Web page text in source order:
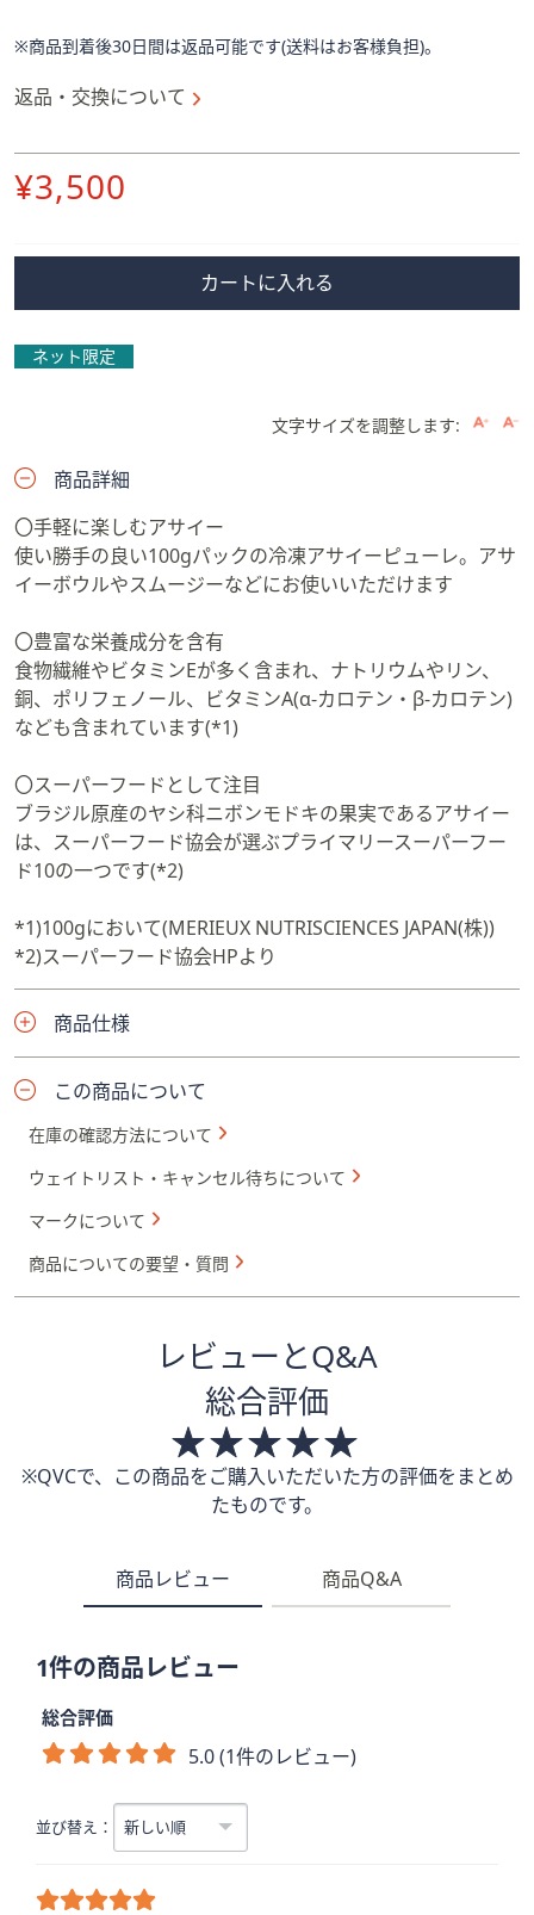
き
す。
※商品到着後30日間は返品可能です(送料はお客様負担)。
返品・交換について
削
¥3,500
カートに入れる
ネット限定
文字サイズを調整します:
商品詳細
〇手軽に楽しむアサイー
使い勝手の良い100gパックの冷凍アサイーピューレ。アサ
イーボウルやスムージーなどにお使いいただけます
〇豊富な栄養成分を含有
食物繊維やビタミンEが多く含まれ、ナトリウムやリン、
銅、ポリフェノール、ビタミンA(α-カロテン・β-カロテン)
なども含まれています(*1)
〇スーパーフードとして注目
ブラジル原産のヤシ科ニボンモドキの果実であるアサイー
は、スーパーフード協会が選ぶプライマリースーパーフー
ド10の一つです(*2)
*1)100gにおいて(MERIEUX NUTRISCIENCES JAPAN(株))
*2)スーパーフード協会HPより
商品仕様
この商品について
在庫の確認方法について
ウェイトリスト・キャンセル待ちについて
マークについて
商品についての要望・質問
レビューとQ&A
総合評価
※QVCで、この商品をご購入いただいた方の評価をまとめ
たものです。
商品レビュー 商品Q&A
1件の商品レビュー
総合評価
5.0 (1件のレビュー)
並び替え：